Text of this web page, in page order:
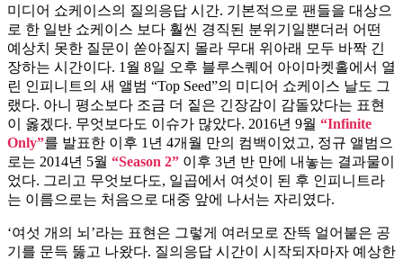
미디어 쇼케이스의 질의응답 시간. 기본적으로 팬들을 대상으
로 한 일반 쇼케이스 보다 훨씬 경직된 분위기일뿐더러 어떤
예상치 못한 질문이 쏟아질지 몰라 무대 위아래 모두 바짝 긴
장하는 시간이다. 1월 8일 오후 블루스퀘어 아이마켓홀에서 열
린 인피니트의 새 앨범 “Top Seed”의 미디어 쇼케이스 날도 그
랬다. 아니 평소보다 조금 더 짙은 긴장감이 감돌았다는 표현
이 옳겠다. 무엇보다도 이슈가 많았다. 2016년 9월 “Infinite
Only”를 발표한 이후 1년 4개월 만의 컴백이었고, 정규 앨범으
로는 2014년 5월 “Season 2” 이후 3년 반 만에 내놓는 결과물이
었다. 그리고 무엇보다도, 일곱에서 여섯이 된 후 인피니트라
는 이름으로는 처음으로 대중 앞에 나서는 자리였다.
‘여섯 개의 뇌’라는 표현은 그렇게 여러모로 잔뜩 얼어붙은 공
기를 문득 뚫고 나왔다. 질의응답 시간이 시작되자마자 예상한